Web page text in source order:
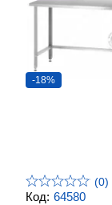
Код: 64580
-18%
(0)